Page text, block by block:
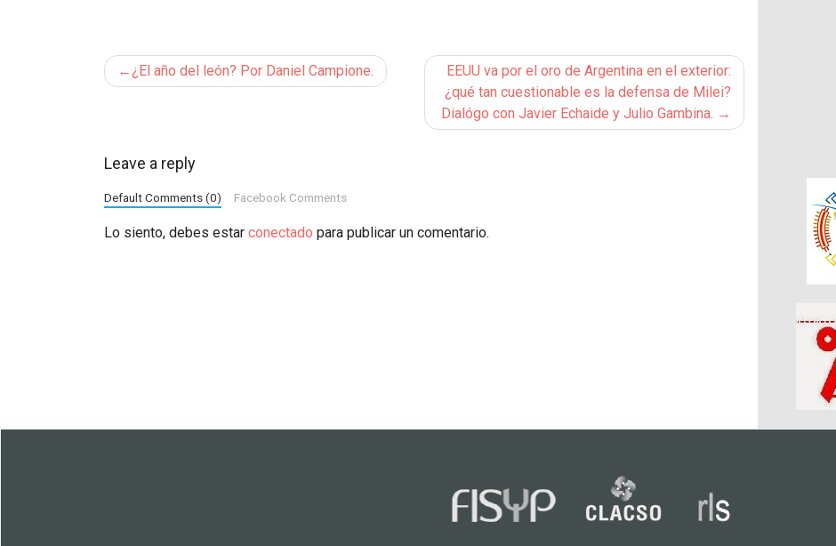
Navegación
¿El año del león? Por Daniel Campione.
EEUU va por el oro de Argentina en el exterior:
¿qué tan cuestionable es la defensa de Milei?
Dialógo con Javier Echaide y Julio Gambina.
Leave a reply
Default Comments (0) Facebook Comments
Lo siento, debes estar conectado para publicar un comentario.